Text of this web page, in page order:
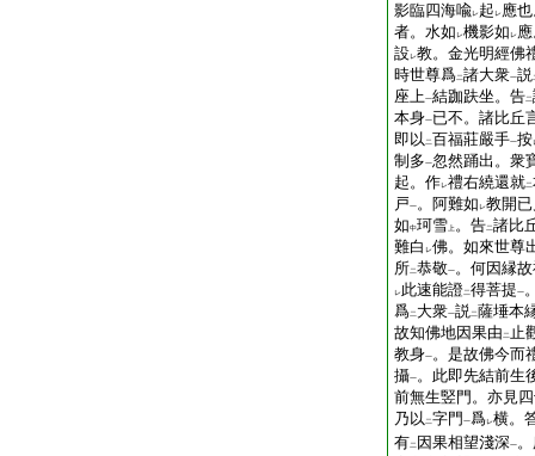
影臨四海喩レ起 レ應
者。水如 レ機影如 レ
設レ教。金光明經佛
時世尊爲二諸大衆一説
座上一結跏趺坐。告二
本身一已不。諸比丘
即以 二百福莊嚴手一按
制多一忽然踊出。衆
起。作レ禮右繞還就二
戸一。阿難如 レ教開
如中珂雪 上 。告二諸比
難白 レ佛。如來世尊
所二恭敬一。何因縁
レ此速能證二得菩提一
爲二 大衆一説二薩埵本
故知佛地因果由 二止
教身一。是故佛今而
攝一。此即先結前生
前無生竪門。亦見
乃以 二字門 一爲レ横。
有二 因果相望淺深一